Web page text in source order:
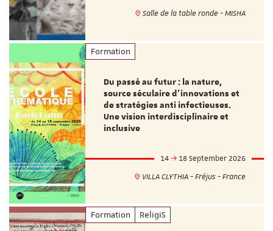
Salle de la table ronde - MISHA
Formation
Du passé au futur : la nature,
source séculaire d’innovations et
de stratégies anti infectieuses.
Une vision interdisciplinaire et
inclusive
14
18 September 2026
VILLA CLYTHIA - Fréjus - France
Formation ReligiS